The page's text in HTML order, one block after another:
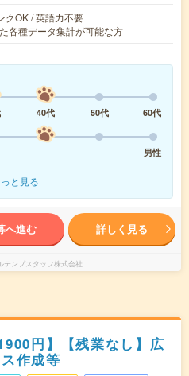
クOK / 英語力不要
各種データ集計が可能な方
40代 50代
60代
男性
と見る
へ進む 詳しく見る
テンプスタッフ株式会社
円】【残業なし】広
作成等